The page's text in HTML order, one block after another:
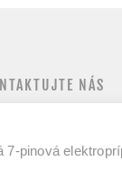
NÁS
pinová